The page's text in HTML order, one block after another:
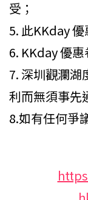
受；
5.⁠ ⁠此KKday
6.⁠ ⁠KKday 優
7.⁠ ⁠深圳觀瀾
利而無須事先
8.如有任何爭